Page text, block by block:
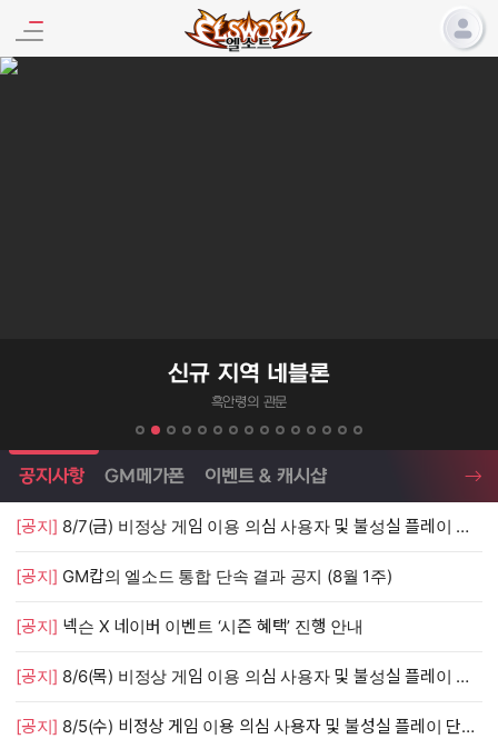
엘소드 프로모션
신규 지역 네블론
흑안령의 관문
엘소드 소식
공지사항 GM메가폰 이벤트 & 캐시샵
[공지] 8/7(금) 비정상 게임 이용 의심 사용자 및 불성실 플레이 단속 안내
[공지] GM캅의 엘소드 통합 단속 결과 공지 (8월 1주)
[공지] 넥슨 X 네이버 이벤트 ‘시즌 혜택’ 진행 안내
[공지] 8/6(목) 비정상 게임 이용 의심 사용자 및 불성실 플레이 단속 안내
[공지] 8/5(수) 비정상 게임 이용 의심 사용자 및 불성실 플레이 단속 안내